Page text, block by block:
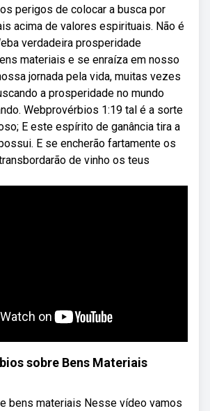
perigos de colocar a busca por
acima de valores espirituais. Não é
verdadeira prosperidade
materiais e se enraíza em nosso
jornada pela vida, muitas vezes
a prosperidade no mundo
Webprovérbios 1:19 tal é a sorte
E este espírito de ganância tira a
E se encherão fartamente os
de vinho os teus
sobre Bens Materiais
bens materiais Nesse vídeo vamos